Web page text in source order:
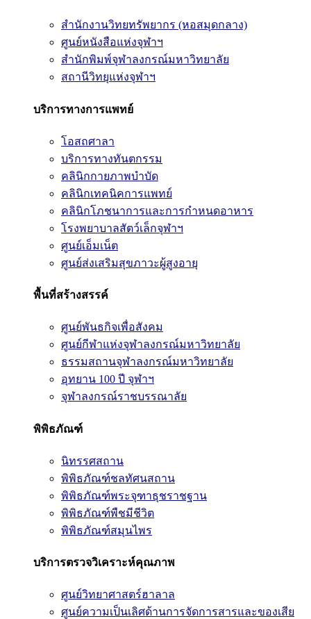
สำนักงานวิทยทรัพยากร (หอสมุดกลาง)
ศูนย์หนังสือแห่งจุฬาฯ
สำนักพิมพ์จุฬาลงกรณ์มหาวิทยาลัย
สถานีวิทยุแห่งจุฬาฯ
บริการทางการแพทย์
โอสถศาลา
บริการทางทันตกรรม
คลินิกกายภาพบำบัด
คลินิกเทคนิคการแพทย์
คลินิกโภชนาการและการกำหนดอาหาร
โรงพยาบาลสัตว์เล็กจุฬาฯ
ศูนย์เอ็มเน็ต
ศูนย์ส่งเสริมสุขภาวะผู้สูงอายุ
พื้นที่สร้างสรรค์
ศูนย์พันธกิจเพื่อสังคม
ศูนย์กีฬาแห่งจุฬาลงกรณ์มหาวิทยาลัย
ธรรมสถานจุฬาลงกรณ์มหาวิทยาลัย
อุทยาน 100 ปี จุฬาฯ
จุฬาลงกรณ์ราชบรรณาลัย
พิพิธภัณฑ์
นิทรรศสถาน
พิพิธภัณฑ์ชลทัศนสถาน
พิพิธภัณฑ์พระจุฑาธุชราชฐาน
พิพิธภัณฑ์พืชมีชีวิต
พิพิธภัณฑ์สมุนไพร
บริการตรวจวิเคราะห์คุณภาพ
ศูนย์วิทยาศาสตร์ฮาลาล
ศูนย์ความเป็นเลิศด้านการจัดการสารและของเสีย